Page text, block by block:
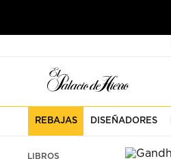
REBAJAS DISEÑADORES
LIBROS